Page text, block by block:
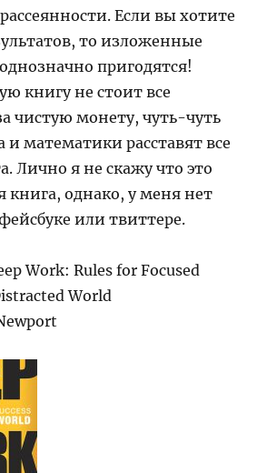
Если вы хотите
то изложенные
пригодятся!
книгу не стоит все
чистую монету, чуть-чуть
и математики расставят все
Лично я не скажу что это
книга, однако, у меня нет
или твиттере.
Work: Rules for Focused
World